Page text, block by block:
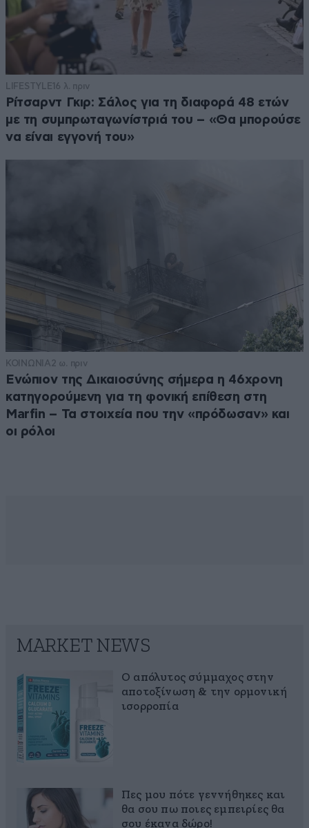
LIFESTYLE16 λ. πριν
Ρίτσαρντ Γκιρ: Σάλος για τη διαφορά 48 ετών
με τη συμπρωταγωνίστριά του – «Θα μπορούσε
να είναι εγγονή του»
ΚΟΙΝΩΝΙΑ2 ω. πριν
Ενώπιον της Δικαιοσύνης σήμερα η 46χρονη
κατηγορούμενη για τη φονική επίθεση στη
Marfin – Τα στοιχεία που την «πρόδωσαν» και
οι ρόλοι
MARKET NEWS
Ο απόλυτος σύμμαχος στην
αποτοξίνωση & την ορμονική
ισορροπία
Πες μου πότε γεννήθηκες και
θα σου πω ποιες εμπειρίες θα
σου έκανα δώρο!